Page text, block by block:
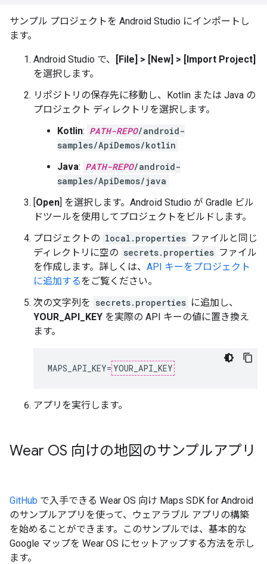
サンプル プロジェクトを Android Studio にインポートし
ます。
Android Studio で、
[File] > [New] > [Import Project]
を選択します。
リポジトリの保存先に移動し、Kotlin または Java の
プロジェクト ディレクトリを選択します。
Kotlin: PATH-REPO/android-
samples/ApiDemos/kotlin
Java: PATH-REPO/android-
samples/ApiDemos/java
[Open] を選択します。Android Studio が Gradle ビル
ドツールを使用してプロジェクトをビルドします。
プロジェクトの local.properties ファイルと同じ
ディレクトリに空の secrets.properties ファイル
を作成します。詳しくは、 API キーをプロジェクト
に追加するをご覧ください。
次の文字列を secrets.properties に追加し、
YOUR_API_KEY を実際の API キーの値に置き換え
ます。
MAPS_API_KEY= YOUR_API_KEY
アプリを実行します。
Wear OS 向けの地図のサンプルアプリ
GitHub で入手できる Wear OS 向け Maps SDK for Android
のサンプルアプリを使って、ウェアラブル アプリの構築
を始めることができます。このサンプルでは、基本的な
Google マップを Wear OS にセットアップする方法を示し
ます。